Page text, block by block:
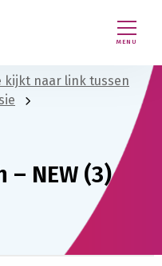
MENU
kijkt naar link tussen
NEW (3)